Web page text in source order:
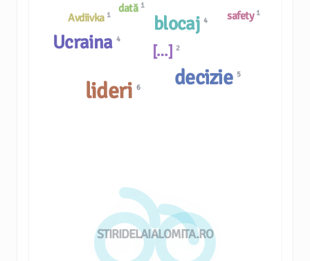
STIRIDELAIALOMITA.RO
dată 1
safety 1
[…] 2
Avdiivka 1
Ucraina 4
lideri6 decizie 5
blocaj4